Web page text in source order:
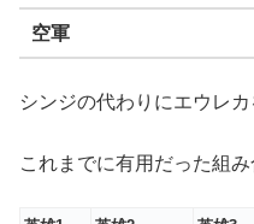
空軍
シンジの代わりにエウレ
これまでに有用だった組